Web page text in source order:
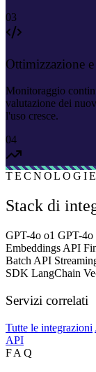
03
Ottimizzazione
Monitoraggio
valutazione dei
l'uso cresce.
04
TECNOLOGIE
Stack di
GPT-4o o1 GPT-4o
Embeddings API
Batch API
SDK LangChain
Servizi correlati
Tutte le integrazioni
API
FAQ